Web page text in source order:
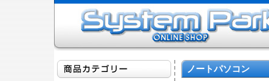
ノートパソコン